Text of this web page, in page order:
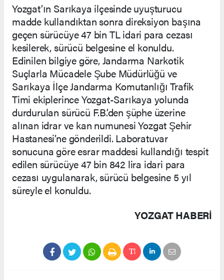
Yozgat’ın Sarıkaya ilçesinde uyuşturucu
madde kullandıktan sonra direksiyon başına
geçen sürücüye 47 bin TL idari para cezası
kesilerek, sürücü belgesine el konuldu.
Edinilen bilgiye göre, Jandarma Narkotik
Suçlarla Mücadele Şube Müdürlüğü ve
Sarıkaya İlçe Jandarma Komutanlığı Trafik
Timi ekiplerince Yozgat-Sarıkaya yolunda
durdurulan sürücü F.B.’den şüphe üzerine
alınan idrar ve kan numunesi Yozgat Şehir
Hastanesi’ne gönderildi. Laboratuvar
sonucuna göre esrar maddesi kullandığı tespit
edilen sürücüye 47 bin 842 lira idari para
cezası uygulanarak, sürücü belgesine 5 yıl
süreyle el konuldu.
YOZGAT HABERİ